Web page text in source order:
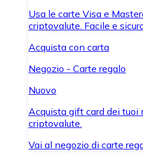
Usa le carte Visa e
criptovalute. Facile e
Acquista con carta
Negozio - Carte regalo
Nuovo
Acquista gift card dei tuoi
criptovalute.
Vai al negozio di carte